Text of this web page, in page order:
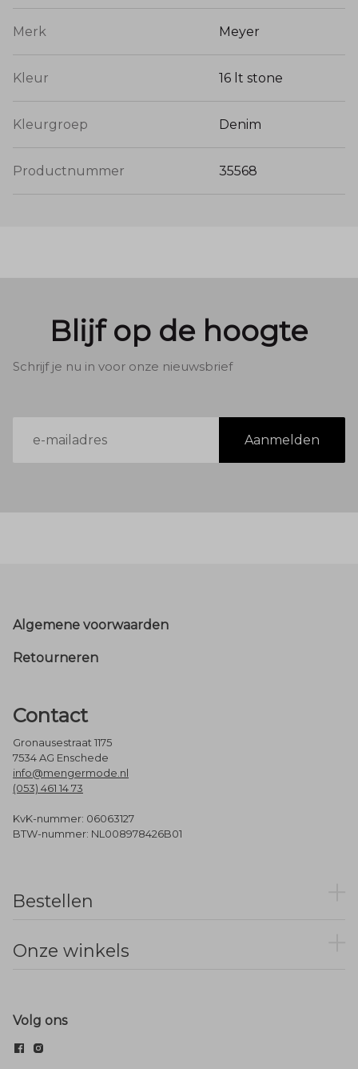
Merk Meyer
Kleur 16 lt stone
Kleurgroep Denim
Productnummer 35568
Blijf op de hoogte
Schrijf je nu in voor onze nieuwsbrief
mailadres
Aanmelden
Footer
Algemene voorwaarden
Retourneren
Contact
Gronausestraat 1175
7534 AG Enschede
info@mengermode.nl
(053) 461 14 73
KvK-nummer: 06063127
BTW-nummer: NL008978426B01
Bestellen
Onze winkels
Volg ons